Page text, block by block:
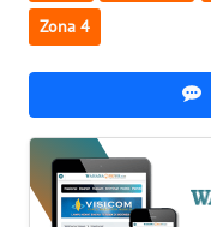
Zona 4
WN
GORONTALO
WN
MALUKU